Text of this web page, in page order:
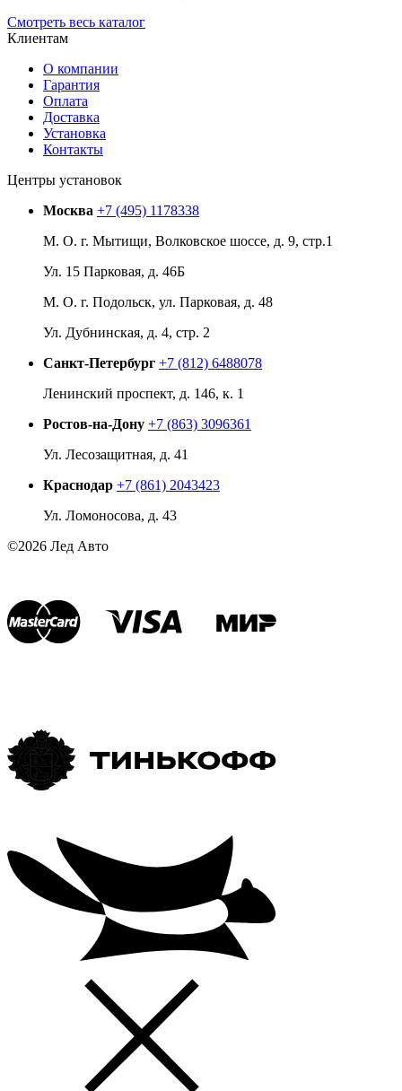
Смотреть весь каталог
Клиентам
О компании
Гарантия
Оплата
Доставка
Установка
Контакты
Центры установок
Москва +7 (495) 1178338
М. О. г. Мытищи, Волковское шоссе, д. 9, стр.1
Ул. 15 Парковая, д. 46Б
М. О. г. Подольск, ул. Парковая, д. 48
Ул. Дубнинская, д. 4, стр. 2
Санкт-Петербург +7 (812) 6488078
Ленинский проспект, д. 146, к. 1
Ростов-на-Дону +7 (863) 3096361
Ул. Лесозащитная, д. 41
Краснодар +7 (861) 2043423
Ул. Ломоносова, д. 43
©2026 Лед Авто